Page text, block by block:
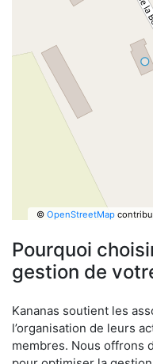
© OpenStreetMap
Pourquoi
gestion de
Kananas soutient les
l’organisation de leurs
membres. Nous offrons